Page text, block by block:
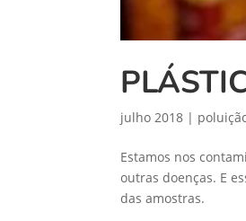
julho 2018 |
Estamos nos
outras doenças. E
das amostras.